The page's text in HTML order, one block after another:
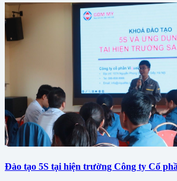
Đào tạo 5S tại hiện trường Công ty Cổ